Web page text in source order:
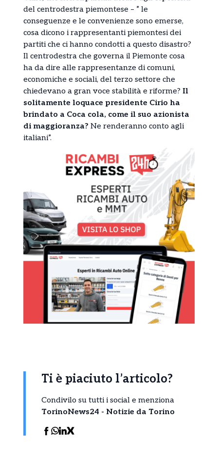
del centrodestra piemontese – ” le
conseguenze e le convenienze sono emerse,
cosa dicono i rappresentanti piemontesi dei
partiti che ci hanno condotti a questo disastro?
Il centrodestra che governa il Piemonte cosa
ha da dire alle rappresentanze di comuni,
economiche e sociali, del terzo settore che
chiedevano a gran voce stabilità e riforme? Il
solitamente loquace presidente Cirio ha
brindato a Coca cola, come il suo azionista
di maggioranza? Ne renderanno conto agli
italiani”.
Ti è piaciuto l’articolo?
Condivilo su tutti i social e menziona
TorinoNews24 - Notizie da Torino